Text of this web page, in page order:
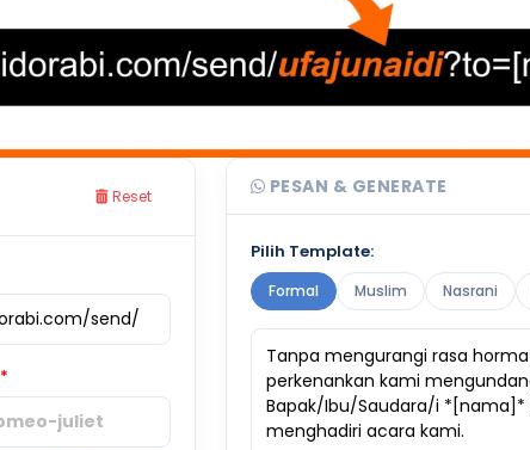
Reset
*
PESAN & GENERATE
Pilih Template:
Formal Muslim Nasrani